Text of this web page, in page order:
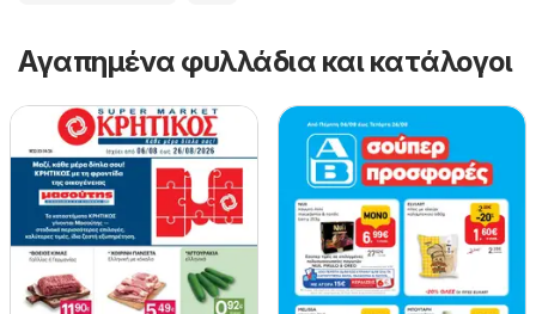
Αγαπημένα φυλλάδια και κατάλογοι